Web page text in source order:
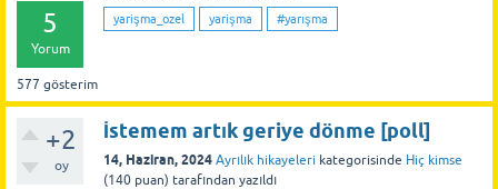
5
Yorum
577 gösterim
yarişma_ozel yarişma #yarışma
+2
oy
İstemem artık geriye dönme [poll]
14, Haziran, 2024 Ayrılık hikayeleri kategorisinde Hiç kimse
(140 puan) tarafından yazıldı